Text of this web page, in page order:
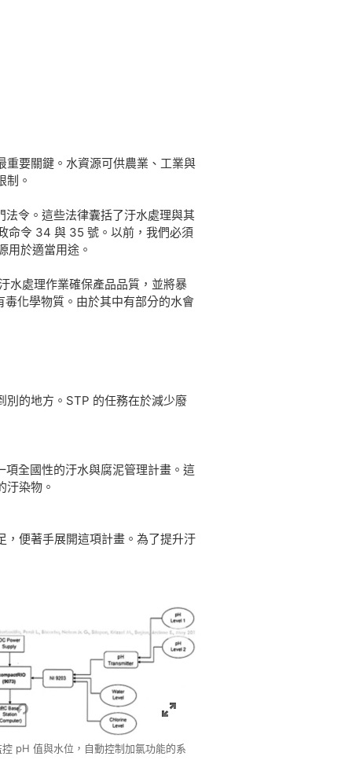
要關鍵。水資源可供農業、工業與
制。
令。這些法律囊括了汙水處理與其
命令 34 與 35 號。以前，我們必須
用於適當用途。
水處理作業確保產品品質，並將暴
化學物質。由於其中有部分的水會
別的地方。STP 的任務在於減少廢
全國性的汙水與腐泥管理計畫。這
汙染物。
便著手展開這項計畫。為了提升汙
pH 值與水位，自動控制加氯功能的系